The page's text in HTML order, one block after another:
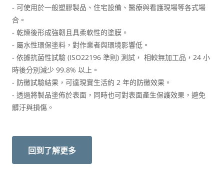
- 可使用於一般塑膠製品、住宅設備、醫療與看護現場等各式場
合。
- 乾燥後形成強韌且具柔軟性的塗膜。
- 屬水性環保塗料，對作業者與環境影響低。
- 依據抗菌性試驗 (ISO22196 準則) 測試， 相較無加工品，24 小
時後分別減少 99.8% 以上。
- 防黴試驗結果，可達現實生活約 2 年的防黴效果。
- 透過將製品塗佈於表面，同時也可對表面產生保護效果，避免
髒汙與損傷。
回到了解更多